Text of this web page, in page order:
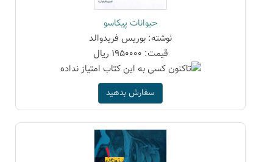
حیوانات پیکاسو
نوشته: بوریس فریدوالد
قیمت: 1950000 ریال
سفارش بدهید